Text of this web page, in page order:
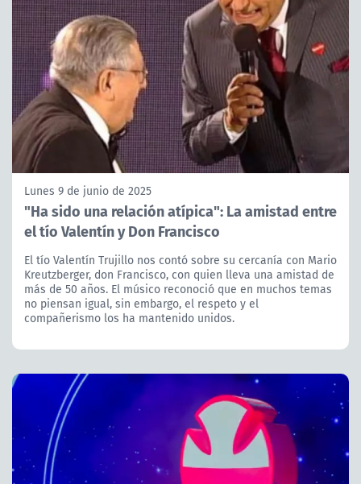
Lunes 9 de junio de 2025
"Ha sido una relación atípica": La amistad entre
el tío Valentín y Don Francisco
El tío Valentín Trujillo nos contó sobre su cercanía con Mario
Kreutzberger, don Francisco, con quien lleva una amistad de
más de 50 años. El músico reconoció que en muchos temas
no piensan igual, sin embargo, el respeto y el
compañerismo los ha mantenido unidos.